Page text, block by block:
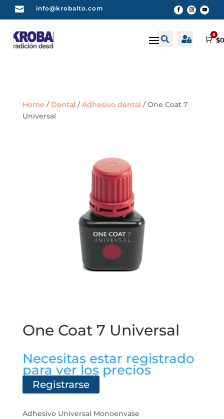
 info@krobalto.com
 Buscar
 Cuenta
0
$
Home / Dental /Adhesivo dental / One Coat 7
Universal
One Coat 7 Universal
Necesitas estar registrado
para ver los precios
Registrarse
Adhesivo Universal Monoenvase